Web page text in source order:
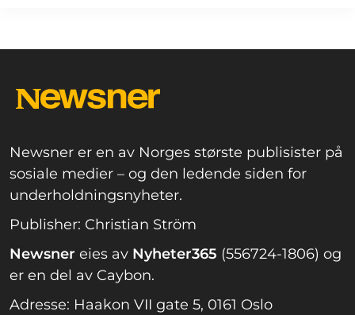
Newsner er en av Norges største publisister på
sosiale medier – og den ledende siden for
underholdningsnyheter.
Publisher: Christian Ström
Newsner eies av Nyheter365 (556724-1806) og
er en del av Caybon.
Adresse: Haakon VII gate 5, 0161 Oslo